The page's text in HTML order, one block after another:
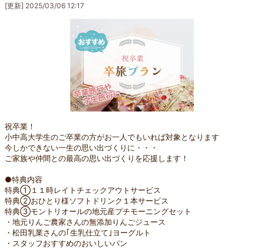
[更新] 2025/03/06 12:17
祝卒業！
小中高大学生のご卒業の方がお一人でもいれば対象となります
今しかできない一生の思い出づくりに・・・
ご家族や仲間との最高の思い出づくりを応援します！
●特典内容
特典①１１時レイトチェックアウトサービス
特典②おひとり様ソフトドリンク１本サービス
特典③モントリオールの地元産プチモーニングセット
・地元りんご農家さんの無添加りんごジュース
・松田乳業さんの｢生乳仕立て｣ヨーグルト
・スタッフおすすめのおいしいパン